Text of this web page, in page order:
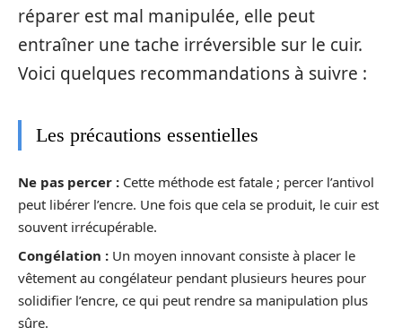
réparer est mal manipulée, elle peut
entraîner une tache irréversible sur le cuir.
Voici quelques recommandations à suivre :
Les précautions essentielles
Ne pas percer : Cette méthode est fatale ; percer l’antivol
peut libérer l’encre. Une fois que cela se produit, le cuir est
souvent irrécupérable.
Congélation : Un moyen innovant consiste à placer le
vêtement au congélateur pendant plusieurs heures pour
solidifier l’encre, ce qui peut rendre sa manipulation plus
sûre.